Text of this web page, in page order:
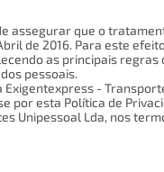
assegurar que o
de 2016. Para este
as principais
pessoais.
-
por esta Política de
Unipessoal Lda, nos